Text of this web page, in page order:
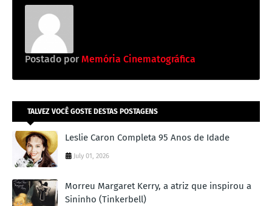
Postado por Memória Cinematográfica
TALVEZ VOCÊ GOSTE DESTAS POSTAGENS
Leslie Caron Completa 95 Anos de Idade
July 01, 2026
Morreu Margaret Kerry, a atriz que inspirou a
Sininho (Tinkerbell)